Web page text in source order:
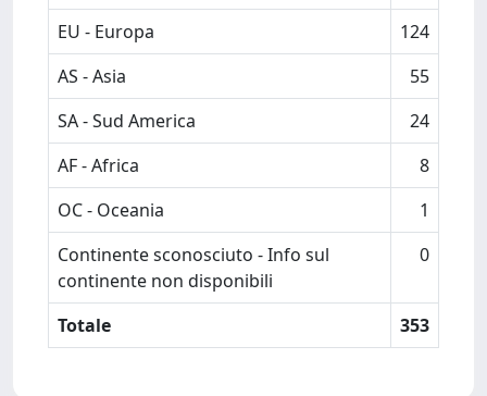
EU - Europa
124
AS - Asia
55
SA - Sud America
24
AF - Africa
8
OC - Oceania
1
Continente sconosciuto - Info sul
continente non disponibili
0
Totale 353